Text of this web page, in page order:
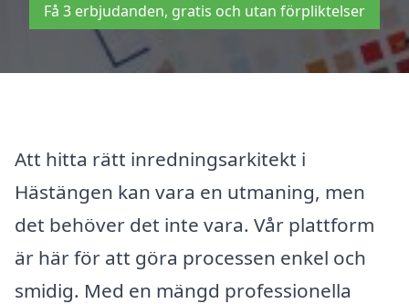
Få 3 erbjudanden, gratis och utan förpliktelser
Att hitta rätt inredningsarkitekt i
Hästängen kan vara en utmaning, men
det behöver det inte vara. Vår plattform
är här för att göra processen enkel och
smidig. Med en mängd professionella